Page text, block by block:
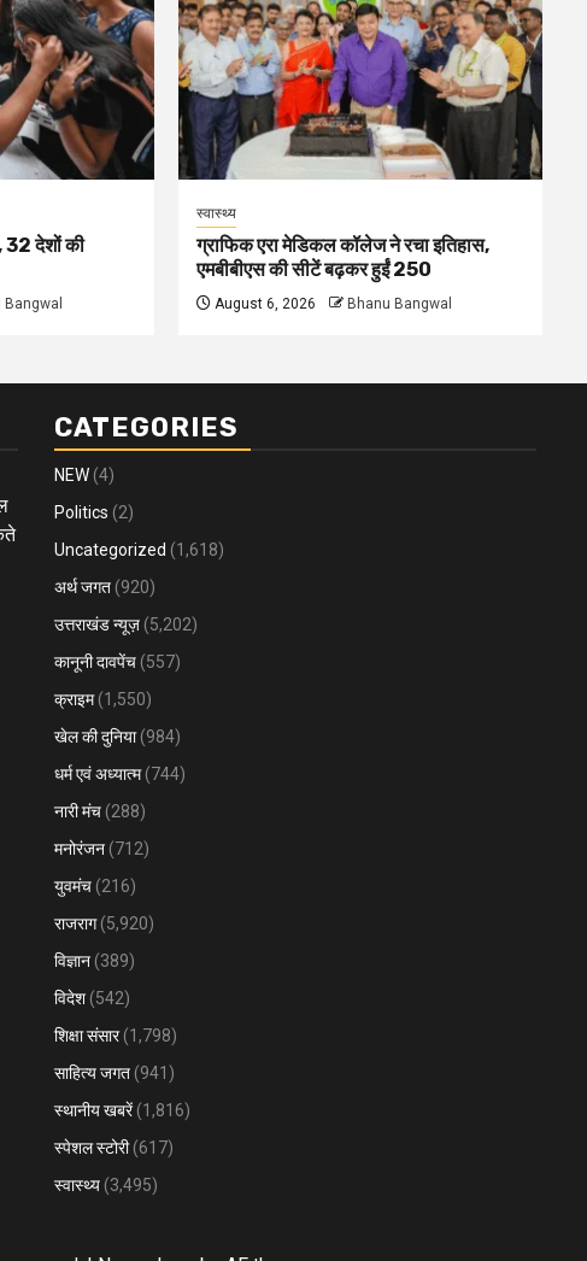
32 देशों की
Bangwal
स्वास्थ्य
ग्राफिक एरा मेडिकल कॉलेज ने रचा इतिहास,
एमबीबीएस की सीटें बढ़कर हुईं 250
August 6, 2026 Bhanu Bangwal
CATEGORIES
NEW (4)
Politics (2)
Uncategorized (1,618)
अर्थ जगत (920)
उत्तराखंड न्यूज़ (5,202)
कानूनी दावपेंच (557)
क्राइम(1,550)
खेल की दुनिया(984)
धर्म एवं अध्यात्म(744)
नारी मंच (288)
मनोरंजन (712)
युवमंच (216)
राजराग(5,920)
विज्ञान (389)
विदेश (542)
शिक्षा संसार(1,798)
साहित्य जगत (941)
स्थानीय खबरें(1,816)
स्पेशल स्टोरी(617)
स्वास्थ्य (3,495)